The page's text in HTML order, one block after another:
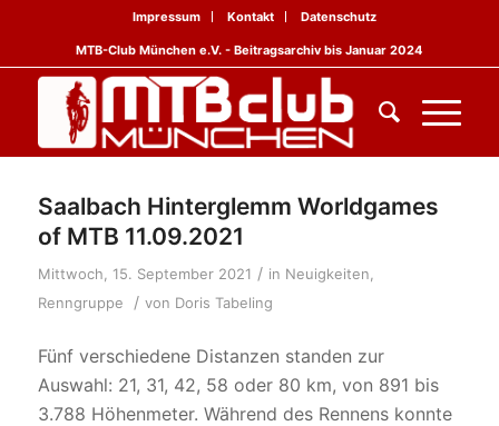
Impressum Kontakt Datenschutz
MTB-Club München e.V. - Beitragsarchiv bis Januar 2024
Saalbach Hinterglemm Worldgames
of MTB 11.09.2021
Mittwoch, 15. September 2021 / in Neuigkeiten
Renngruppe
/ von Doris Tabeling
Fünf verschiedene Distanzen standen zur
Auswahl: 21, 31, 42, 58 oder 80 km, von 891 bis
3.788 Höhenmeter. Während des Rennens konnte